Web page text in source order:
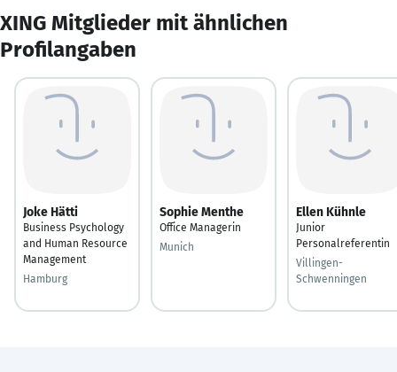
XING Mitglieder mit ähnlichen
Profilangaben
Joke Hätti
Business Psychology
and Human Resource
Management
Hamburg
Sophie Menthe
Office Managerin
Munich
Ellen Kühnle
Junior
Personalreferentin
Villingen-
Schwenningen